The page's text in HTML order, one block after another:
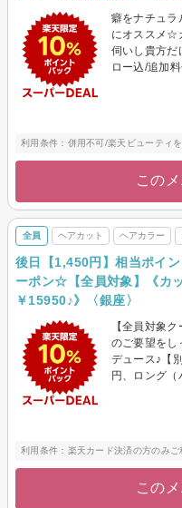
癖をナチュラ
にオススメ☆
伺いし貴方だ
ロー込/追加
利用条件：併用不可/楽天ビューティ
この
全員 ヘアカット ヘアカラー
後日【1,450円】相当ポイ
ーポン☆【全員対象】《カ
￥15950♪》〈銀座〉
【全員対象
のご要望をし
デュース♪【
円、ロング（
利用条件：楽天カード決済の方のみご
この